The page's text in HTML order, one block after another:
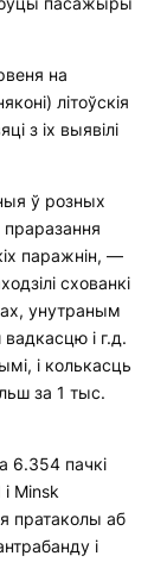
на
літоўскія
з іх выявілі
ў розных
паражнін, —
схованкі
унутраным
і г.д.
і колькасць
за 1 тыс.
6.354 пачкі
Minsk
пратаколы аб
і